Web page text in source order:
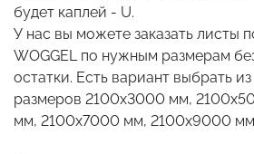
будет каплей - U.
У нас вы можете заказать листы
WOGGEL по нужным размерам
остатки. Есть вариант выбрать
размеров 2100х3000 мм,
мм, 2100х7000 мм, 2100х9000